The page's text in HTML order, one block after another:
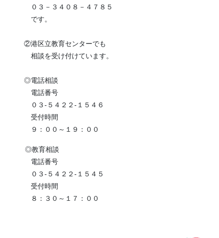
０３－３４０８－４７８５
です。
②港区立教育センターでも
相談を受け付けています。
◎電話相談
電話番号
０３-５４２２-１５４６
受付時間
９：００～１９：００
◎教育相談
電話番号
０３-５４２２-１５４５
受付時間
８：３０～１７：００